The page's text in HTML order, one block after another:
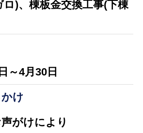
ロ)、棟板金交換工事(下棟
～4月30日
け
がけにより